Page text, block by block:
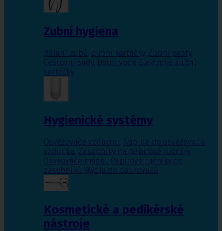
Zubní hygiena
Bělení zubů, Zubní kartáčky, Zubní pasty,
Cestovní sady, Ústní vody, Elektrické zubní
kartáčky
Hygienické systémy
Osvěžovače vzduchu, Náplně do osvěžovačů
vzduchu, Zásobníky na papírové ručníky,
Dávkováče mýdel, Papírové ručníky do
zásobníků, Mýdla do dávkovačů
Kosmetické a pedikérské
nástroje